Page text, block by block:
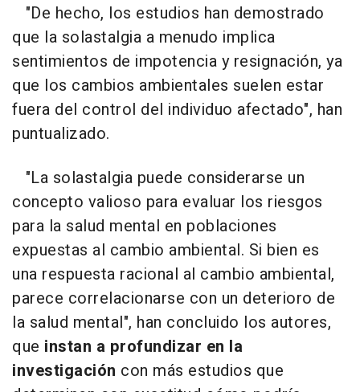
"De hecho, los estudios han demostrado
que la solastalgia a menudo implica
sentimientos de impotencia y resignación, ya
que los cambios ambientales suelen estar
fuera del control del individuo afectado", han
puntualizado.
"La solastalgia puede considerarse un
concepto valioso para evaluar los riesgos
para la salud mental en poblaciones
expuestas al cambio ambiental. Si bien es
una respuesta racional al cambio ambiental,
parece correlacionarse con un deterioro de
la salud mental", han concluido los autores,
que instan a profundizar en la
investigación con más estudios que